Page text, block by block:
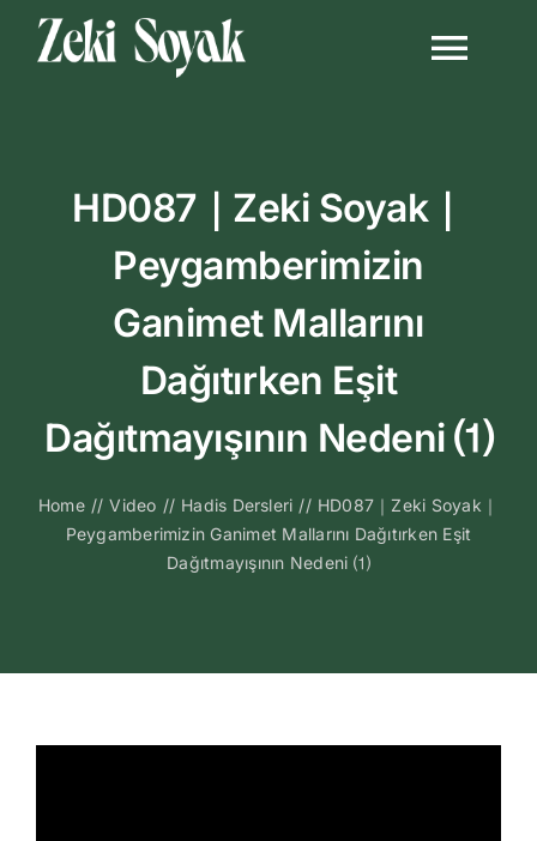
Biyografi
Sesli
Medya
HD087｜Zeki Soyak｜
Peygamberimizin
Ganimet Mallarını
Dağıtırken Eşit
Dağıtmayışının Nedeni ⑴
Home // Video // Hadis Dersleri // HD087｜Zeki Soyak｜
Peygamberimizin Ganimet Mallarını Dağıtırken Eşit
Dağıtmayışının Nedeni ⑴